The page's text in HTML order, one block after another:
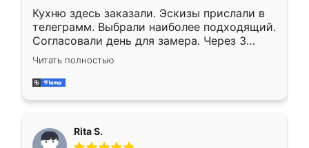
Кухню здесь заказали. Эскизы прислали в
телеграмм. Выбрали наиболее подходящий.
Согласовали день для замера. Через 3
недели кухня была уже готова. Остались
довольны работой. Спасибо Ренессанс
мебель за качественную работу!
Читать полностью
Rita S.